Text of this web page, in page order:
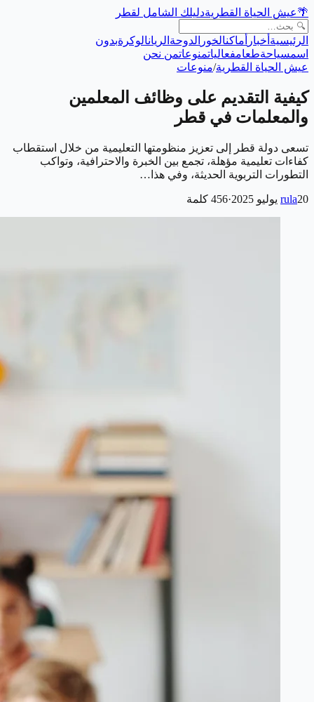
🌴عيش الحياة القطريةدليلك الشامل لقطر
الرئيسية أخبار أماكنالخور الدوحة الريانالوكرةبدون
اسمسياحةطعامفعالياتمنوعاتمن نحن
عيش الحياة القطرية/منوعات
كيفية التقديم على وظائف المعلمين
والمعلمات في قطر
تسعى دولة قطر إلى تعزيز منظومتها التعليمية من خلال استقطاب
كفاءات تعليمية مؤهلة، تجمع بين الخبرة والاحترافية، وتواكب
التطورات التربوية الحديثة، وفي هذا…
rula20 يوليو 2025 ·
456 كلمة